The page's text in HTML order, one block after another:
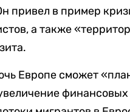
привел в пример
а также
Европе сможет